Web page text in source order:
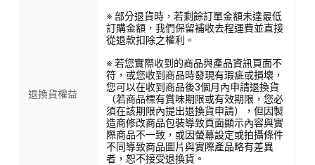
退換貨權益
※ 部分退貨時，若剩餘訂單金額未達最低
訂購金額，我們保留補收去程運費並直接
從退款扣除之權利。
※ 若您實際收到的商品與產品資訊頁面不
符，或您收到商品時發現有瑕疵或損壞，
您可以在收到商品後3個月內申請退換貨
（若商品標有賞味期限或有效期限，您必
須在該期限內提出退換貨申請），但因製
造商修改商品包裝導致頁面顯示內容與實
際商品不一致，或因螢幕設定或拍攝條件
不同導致商品圖片與實際產品略有差異
者，恕不接受退換貨。